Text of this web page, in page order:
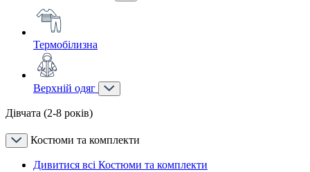
Термобілизна
Верхній одяг
Дівчата (2-8 років)
Костюми та комплекти
Дивитися всі Костюми та комплекти